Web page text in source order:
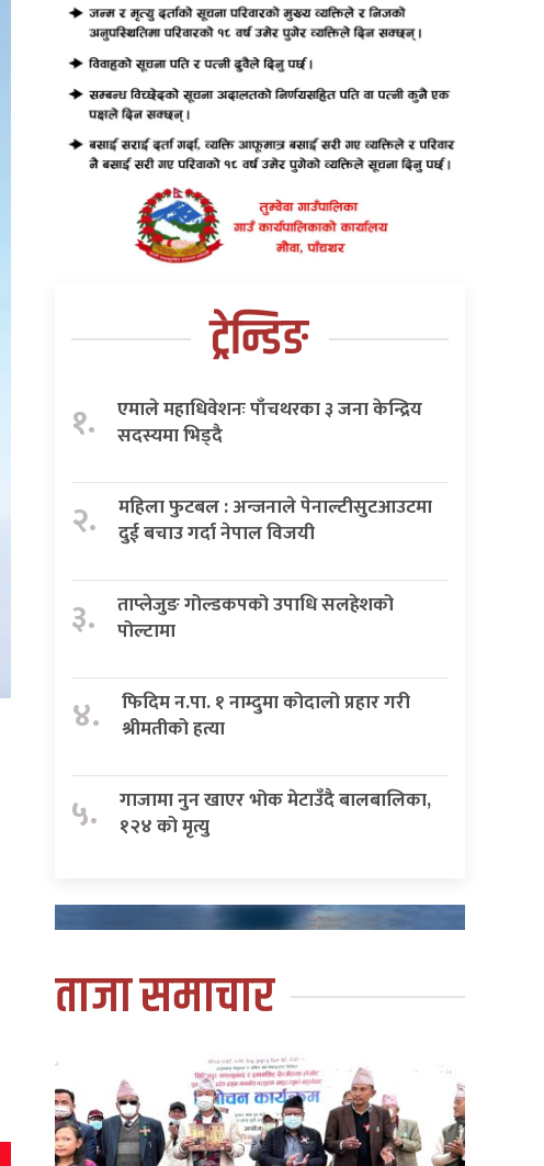
ट्रेन्डिङ
१.
एमाले महाधिवेशनः पाँचथरका ३ जना केन्द्रिय
सदस्यमा भिड्दै
२.
महिला फुटबल : अन्जनाले पेनाल्टीसुटआउटमा
दुई बचाउ गर्दा नेपाल विजयी
३.
ताप्लेजुङ गोल्डकपको उपाधि सलहेशको
पोल्टामा
४.
फिदिम न.पा. १ नाम्दुमा कोदालो प्रहार गरी
श्रीमतीको हत्या
५.
गाजामा नुन खाएर भोक मेटाउँदै बालबालिका,
१२४ को मृत्यु
ताजा समाचार